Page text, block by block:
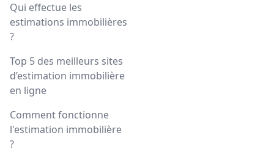
Qui effectue les
estimations immobilières
?
Top 5 des meilleurs sites
d’estimation immobilière
en ligne
Comment fonctionne
l'estimation immobilière
?